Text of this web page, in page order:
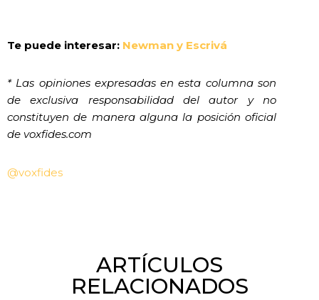
Te puede interesar: Newman y Escrivá
* Las opiniones expresadas en esta columna son
de exclusiva responsabilidad del autor y no
constituyen de manera alguna la posición oficial
de voxfides.com
@voxfides
ARTÍCULOS
RELACIONADOS